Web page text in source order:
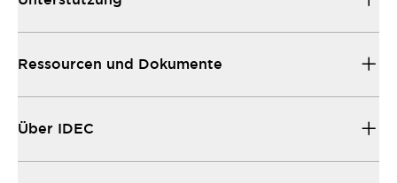
Ressourcen und Dokumente
Über IDEC